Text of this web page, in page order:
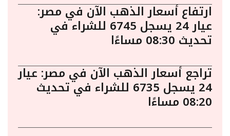
ارتفاع أسعار الذهب الآن في مصر:
عيار 24 يسجل 6745 للشراء في
تحديث 08:30 مساءًا
تراجع أسعار الذهب الآن في مصر: عيار
24 يسجل 6735 للشراء في تحديث
08:20 مساءًا